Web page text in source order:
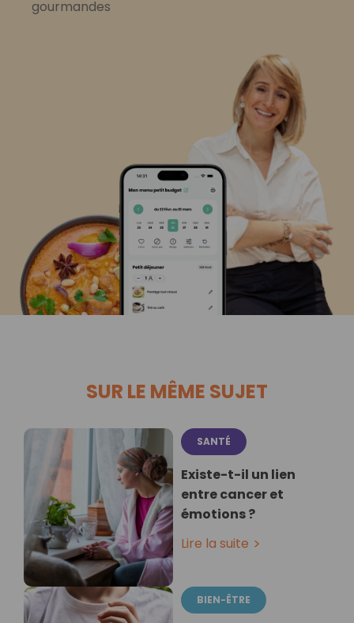
gourmandes
SUR LE MÊME SUJET
SANTÉ
Existe-t-il un lien
entre cancer et
émotions ?
Lire la suite
BIEN-ÊTRE